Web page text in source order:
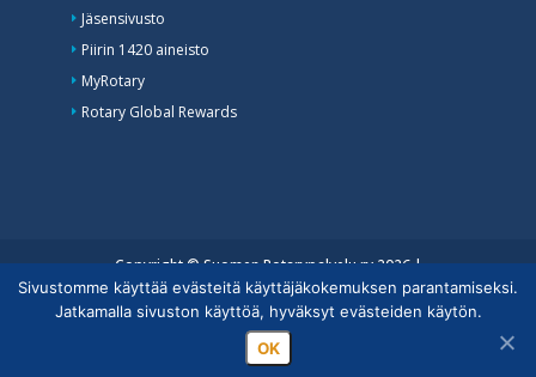
Jäsensivusto
Piirin 1420 aineisto
MyRotary
Rotary Global Rewards
Copyright © Suomen Rotarypalvelu ry 2026 |
Jäsentietojärjestelmän tietosuojaseloste|Henkilötietojen
käsittely Rotarytoiminnassa
Sivustomme käyttää evästeitä käyttäjäkokemuksen parantamiseksi.
Jatkamalla sivuston käyttöä, hyväksyt evästeiden käytön.
OK